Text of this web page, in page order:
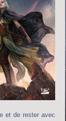
et de rester avec